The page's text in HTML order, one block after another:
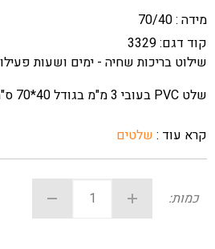
מידה : 70/40
קוד דגם:3329
שילוט בריכות שחיה - ימים ושעות
שלט PVC בעובי 3 מ"מ בגודל 40*70 ס"מ
קרא עוד : שלטים
כמות: